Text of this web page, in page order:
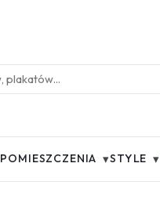
POMIESZCZENIA ▾STYLE ▾